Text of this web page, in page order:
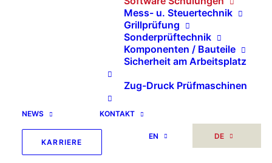
Mess- u. Steuertechnik
Grillprüfung
Sonderprüftechnik
Komponenten / Bauteile
Sicherheit am Arbeitsplatz
Zug-Druck Prüfmaschinen
NEWS KONTAKT
KARRIERE
EN DE
Software Schulungen